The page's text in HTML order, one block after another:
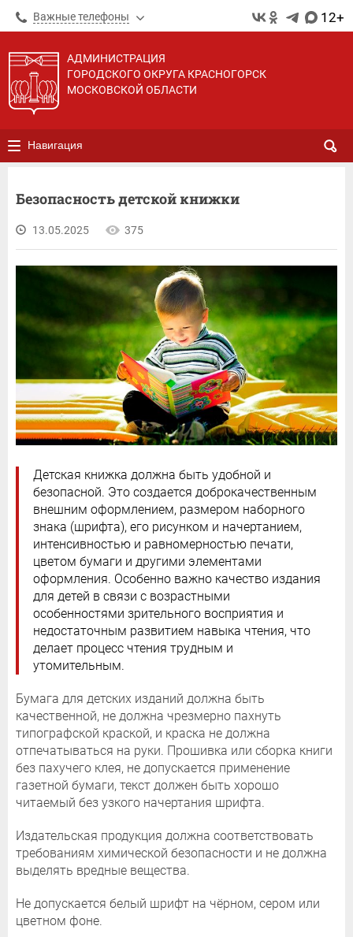
Важные телефоны 12+
АДМИНИСТРАЦИЯ
ГОРОДСКОГО ОКРУГА КРАСНОГОРСК
МОСКОВСКОЙ ОБЛАСТИ
Навигация
Безопасность детской книжки
13.05.2025 375
Детская книжка должна быть удобной и
безопасной. Это создается доброкачественным
внешним оформлением, размером наборного
знака (шрифта), его рисунком и начертанием,
интенсивностью и равномерностью печати,
цветом бумаги и другими элементами
оформления. Особенно важно качество издания
для детей в связи с возрастными
особенностями зрительного восприятия и
недостаточным развитием навыка чтения, что
делает процесс чтения трудным и
утомительным.
Бумага для детских изданий должна быть
качественной, не должна чрезмерно пахнуть
типографской краской, и краска не должна
отпечатываться на руки. Прошивка или сборка книги
без пахучего клея, не допускается применение
газетной бумаги, текст должен быть хорошо
читаемый без узкого начертания шрифта.
Издательская продукция должна соответствовать
требованиям химической безопасности и не должна
выделять вредные вещества.
Не допускается белый шрифт на чёрном, сером или
цветном фоне.